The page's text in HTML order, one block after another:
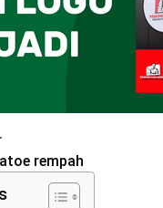
rempah